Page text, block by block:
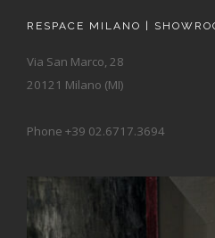
RESPACE MILANO |
Via San Marco, 28
20121 Milano (MI)
Phone +39 02.6717.3694